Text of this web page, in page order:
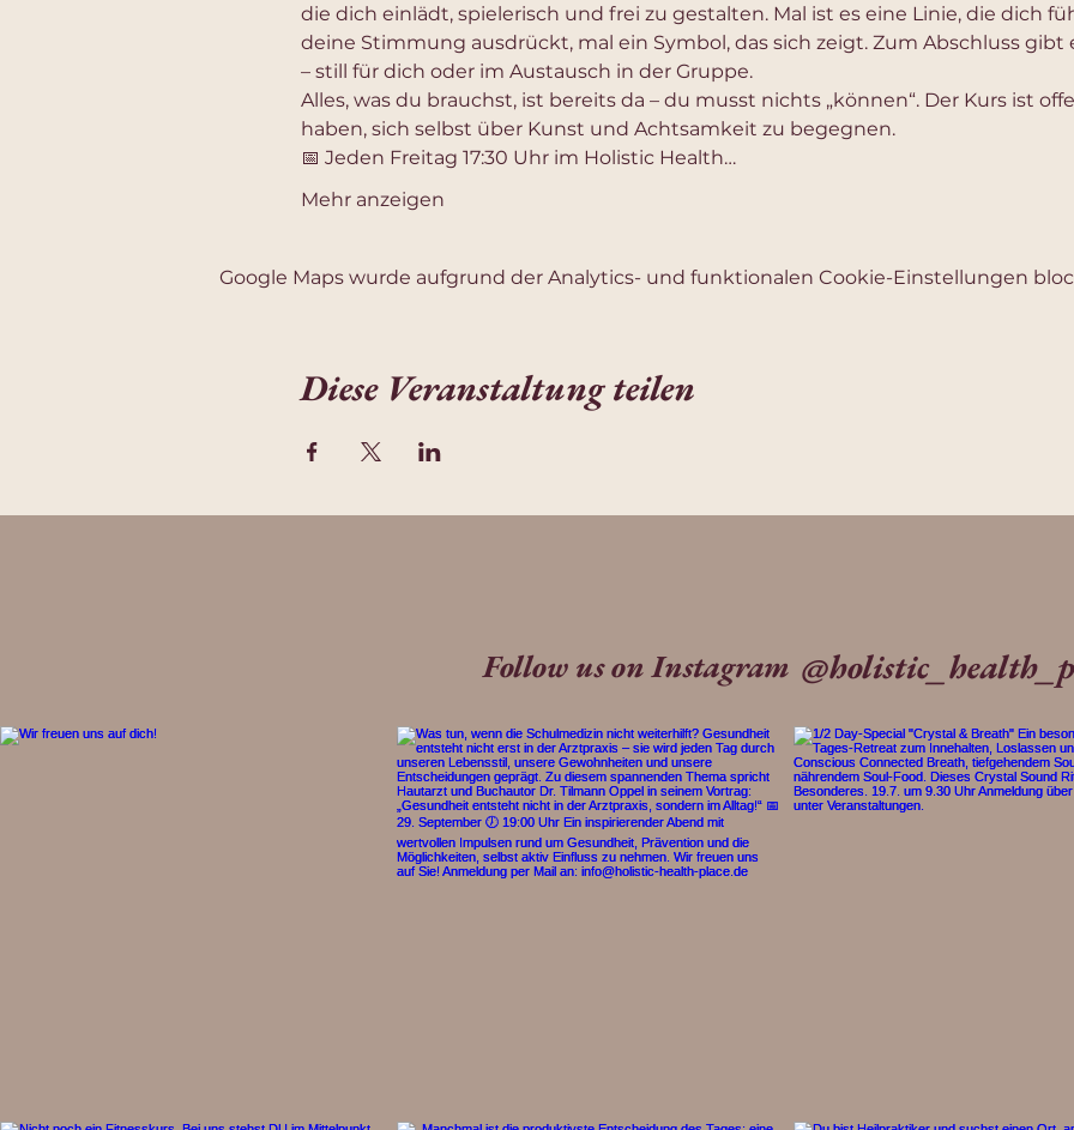
die dich einlädt, spielerisch und frei zu gestalten. Mal ist es eine Linie, die dich
deine Stimmung ausdrückt, mal ein Symbol, das sich zeigt. Zum Abschluss
– still für dich oder im Austausch in der Gruppe.
Alles, was du brauchst, ist bereits da – du musst nichts „können“. Der Kurs ist
haben, sich selbst über Kunst und Achtsamkeit zu begegnen.
📅 Jeden Freitag 17:30 Uhr im Holistic Health…
Mehr anzeigen
Google Maps wurde aufgrund der Analytics- und funktionalen Cookie-Einstellungen
Diese Veranstaltung teilen
Follow us on Instagram